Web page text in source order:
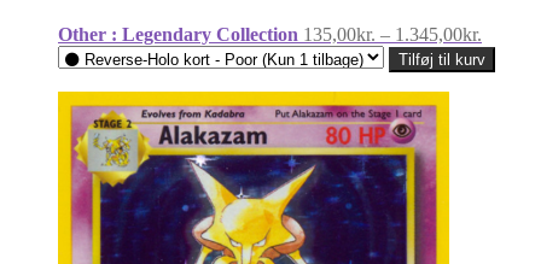
Other : Legendary Collection 135,00kr. – 1.345,00kr.
til
Tilføj til kurv